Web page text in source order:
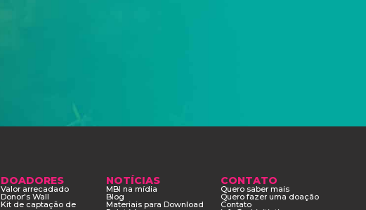
DOADORES
Valor arrecadado
Donor's Wall
Kit de captação de
NOTÍCIAS
MBI na mídia
Blog
Materiais para Download
CONTATO
Quero saber mais
Quero fazer uma doação
Contato